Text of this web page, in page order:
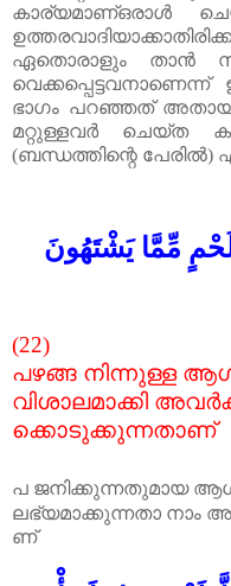
കാര്യമാണ്ഒരാൾ
ഏതൊരാളും
താൻ
വെക്കപ്പെട്ടവനാണെന്ന്
ഭാഗം പറഞ്ഞത്
മറ്റുള്ളവർ
ചെയ്ത
(ബന്ധത്തിന്റെ പേരിൽ)
مِّمَّا يَشْتَهُونَ
(22)
നിന്നുള്ള
പഴങ്ങ
വിശാലമാക്കി
ക്കൊടുക്കുന്നതാണ്
ജനിക്കുന്നതുമായ
പ
നാം
ലഭ്യമാക്കുന്നതാ
ണ്